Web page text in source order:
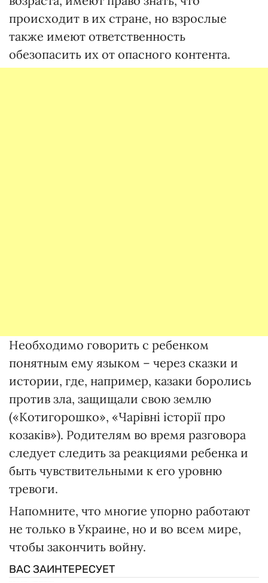
происходит в их стране, но взрослые
также имеют ответственность
обезопасить их от опасного контента.
Необходимо говорить с ребенком
понятным ему языком – через сказки и
истории, где, например, казаки боролись
против зла, защищали свою землю
(«Котигорошко», «Чарівні історії про
козаків»). Родителям во время разговора
следует следить за реакциями ребенка и
быть чувствительными к его уровню
тревоги.
Напомните, что многие упорно работают
не только в Украине, но и во всем мире,
чтобы закончить войну.
ВАС ЗАИНТЕРЕСУЕТ